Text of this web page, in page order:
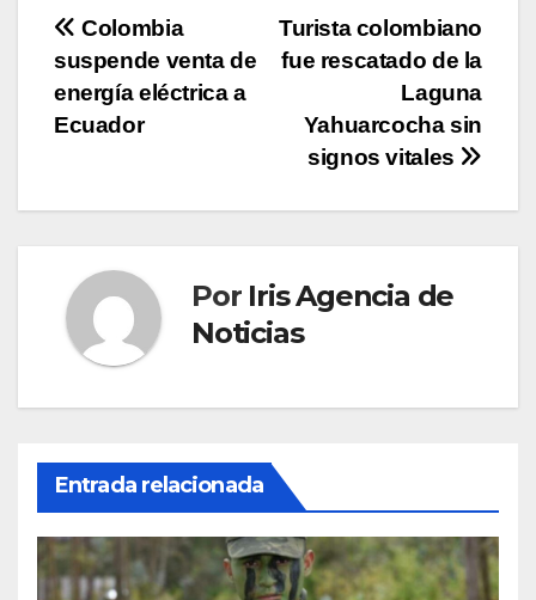
Navegación
de
entradas
Turista colombiano
fue rescatado de la
Laguna
Yahuarcocha sin
signos vitales
Colombia
suspende venta de
energía eléctrica a
Ecuador
Por Iris Agencia de
Noticias
Entrada relacionada